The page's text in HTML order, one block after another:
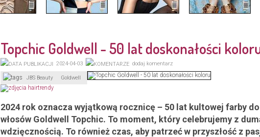
Topchic Goldwell - 50 lat doskonałości
2024-04-03 dodaj komentarz
JBS Beauty Goldwell
2024 rok oznacza wyjątkową rocznicę – 50 lat kultowej farby
włosów Goldwell Topchic. To moment, który celebrujemy z
wdzięcznością. To również czas, aby patrzeć w przyszłość z